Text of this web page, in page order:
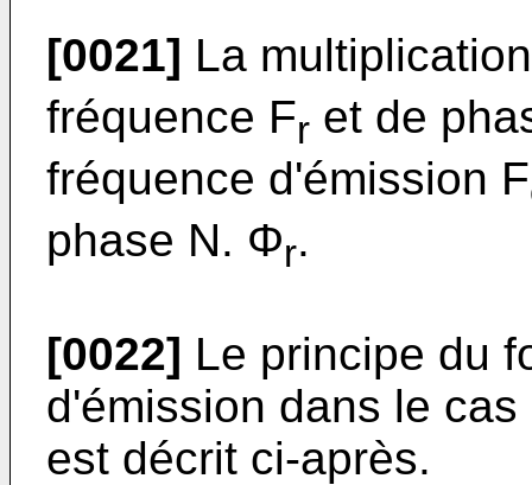
[0021] La
fréquence Fr et de
fréquence d'émission F
phase N. Φr.
[0022] Le principe du
d'émission dans le
est décrit ci-après.